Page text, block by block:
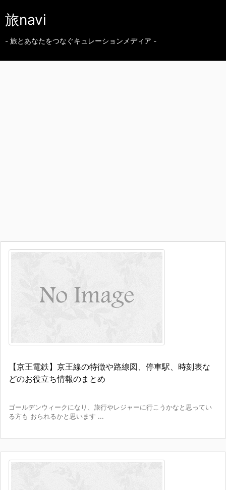
旅navi
- 旅とあなたをつなぐキュレーションメディア -
【京王電鉄】京王線の特徴や路線図、停車駅、時刻表な
どのお役立ち情報のまとめ
ゴールデンウィークになり、旅行やレジャーに行こうかなと思ってい
る方も おられるかと思います ...